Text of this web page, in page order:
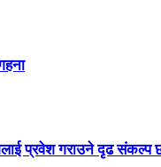
प्रवेश गराउने दृढ संकल्प